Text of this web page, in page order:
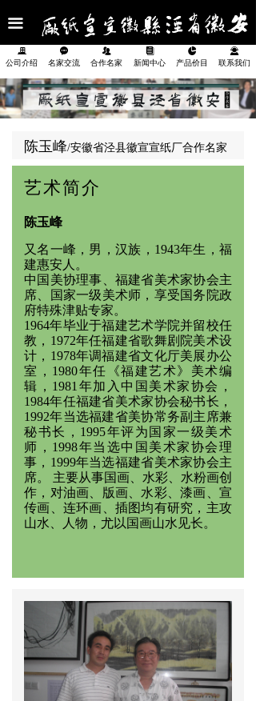
끀
首页
公司介绍
名家交流
新闻中心
产品展示
产品价目表
联系我们
끉
公司介绍
끁
名家交流
뀡
合作名家
뀴
新闻中心
넗
产品价目
끤
联系我们
陈玉峰/安徽省泾县徽宣宣纸厂合作名家
艺术简介
陈玉峰
又名一峰，男，汉族，1943年生，福
建惠安人。
中国美协理事、福建省美术家协会主
席、国家一级美术师，享受国务院政
府特殊津贴专家。
1964年毕业于福建艺术学院并留校任
教，1972年任福建省歌舞剧院美术设
计，1978年调福建省文化厅美展办公
室，1980年任《福建艺术》美术编
辑，1981年加入中国美术家协会，
1984年任福建省美术家协会秘书长，
1992年当选福建省美协常务副主席兼
秘书长，1995年评为国家一级美术
师，1998年当选中国美术家协会理
事，1999年当选福建省美术家协会主
席。 主要从事国画、水彩、水粉画创
作，对油画、版画、水彩、漆画、宣
传画、连环画、插图均有研究，主攻
山水、人物，尤以国画山水见长。